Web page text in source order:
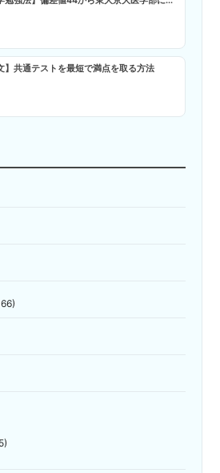
】共通テストを最短で満点を取る方法